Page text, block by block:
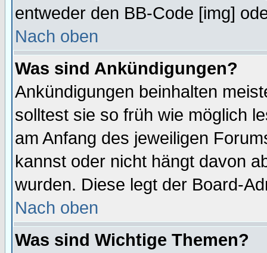
entweder den BB-Code [img]
Nach oben
Was sind Ankündigungen?
Ankündigungen beinhalten
solltest sie so früh wie möglich
am Anfang des jeweiligen
kannst oder nicht hängt davon
wurden. Diese legt der Board-
Nach oben
Was sind Wichtige Themen?